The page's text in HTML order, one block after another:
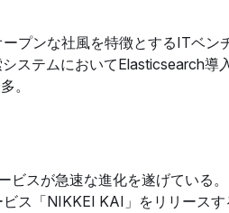
プンな社風を特徴とするITベン
ステムにおいてElasticsearch導
。
スが急速な進化を遂げている
ス「NIKKEI KAI」をリリース